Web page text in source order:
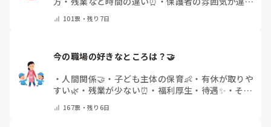
痛みには強い方と思っていました。
今回は、今少し治まっている痛みがぶり返したどうしようと
いう思いもあり、ちょっと無理かも…と思い始めています。
まだ急性期ということと、昔、夫が腰を痛めてすぐに整骨院
に行ってより酷くなって帰ってきたことがあり、怖くて行け
今後どのように関わっていけばいいのか悩んでいます。
で教えてください)
101票・残り7日
・ 人間関係🤝 ・ 子ども主体の保育👶 ・ 有休が取りや
すい🌿 ・ 残業が少ない⏰ ・ 福利厚生・待遇✨ ・ その
167票・残り6日